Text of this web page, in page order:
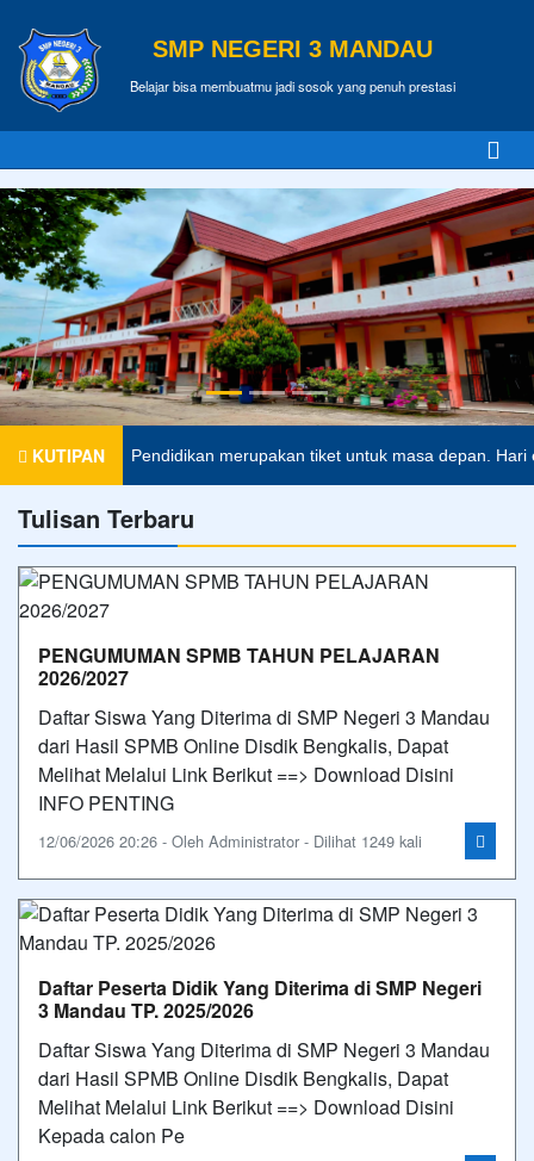
SMP NEGERI 3 MANDAU
Belajar bisa membuatmu jadi sosok yang penuh prestasi
KUTIPANPendidikan merupakan tiket untuk masa depan. Hari
Tulisan Terbaru
PENGUMUMAN SPMB TAHUN PELAJARAN
2026/2027
Daftar Siswa Yang Diterima di SMP Negeri 3 Mandau
dari Hasil SPMB Online Disdik Bengkalis, Dapat
Melihat Melalui Link Berikut ==> Download Disini
INFO PENTING
12/06/2026 20:26 - Oleh Administrator - Dilihat 1249 kali
Daftar Peserta Didik Yang Diterima di SMP Negeri
3 Mandau TP. 2025/2026
Daftar Siswa Yang Diterima di SMP Negeri 3 Mandau
dari Hasil SPMB Online Disdik Bengkalis, Dapat
Melihat Melalui Link Berikut ==> Download Disini
Kepada calon Pe